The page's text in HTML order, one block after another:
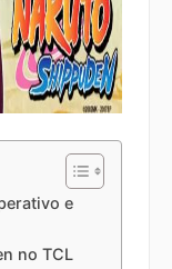
e
no TCL